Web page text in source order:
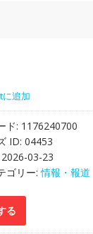
追加
ド: 1176240700
ID: 04453
2026-03-23
ゴリー:情報・報道